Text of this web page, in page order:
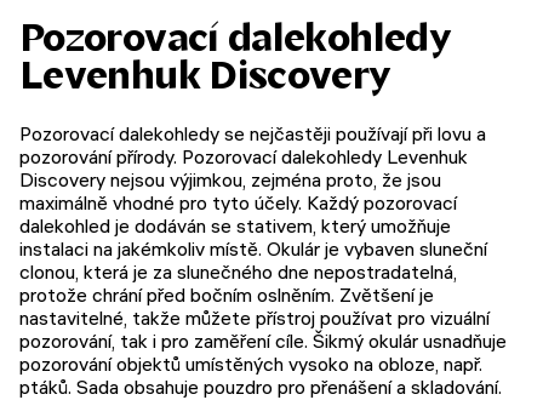
Pozorovací dalekohledy
Levenhuk Discovery
Pozorovací dalekohledy se nejčastěji používají při lovu a
pozorování přírody. Pozorovací dalekohledy Levenhuk
Discovery nejsou výjimkou, zejména proto, že jsou
maximálně vhodné pro tyto účely. Každý pozorovací
dalekohled je dodáván se stativem, který umožňuje
instalaci na jakémkoliv místě. Okulár je vybaven sluneční
clonou, která je za slunečného dne nepostradatelná,
protože chrání před bočním oslněním. Zvětšení je
nastavitelné, takže můžete přístroj používat pro vizuální
pozorování, tak i pro zaměření cíle. Šikmý okulár usnadňuje
pozorování objektů umístěných vysoko na obloze, např.
ptáků. Sada obsahuje pouzdro pro přenášení a skladování.